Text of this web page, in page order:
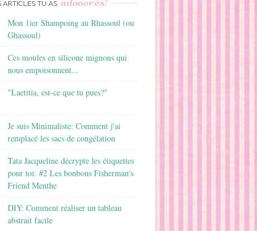
ARTICLES TU AS
Mon 1ier Shampoing au Rhassoul (ou
Ghassoul)
Ces moules en silicone mignons qui
nous empoisonnent...
"Laetitia, est-ce que tu pues?"
Je suis Minimaliste: Comment j'ai
remplacé les sacs de congélation
Tata Jacqueline décrypte les étiquettes
pour toi: #2 Les bonbons Fisherman's
Friend Menthe
DIY: Comment réaliser un tableau
abstrait facile